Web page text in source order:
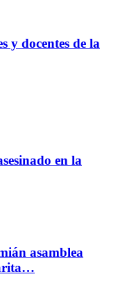
y docentes de la
en la
asamblea